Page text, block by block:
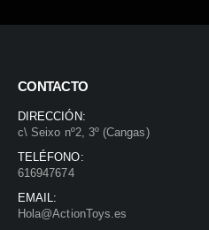
CONTACTO
DIRECCIÓN:
c\ Seixo nº2, 3º (Cangas)
TELÉFONO:
616947674
EMAIL:
Hola@ActionToys.es